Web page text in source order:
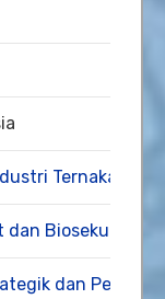
Ternakan
dan Biosekuriti
dan